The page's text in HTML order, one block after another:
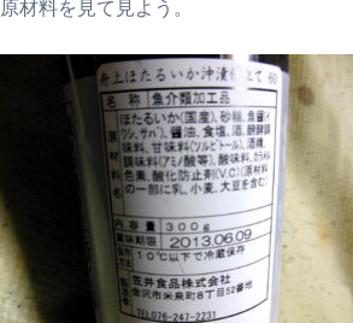
原材料を見て見よう。